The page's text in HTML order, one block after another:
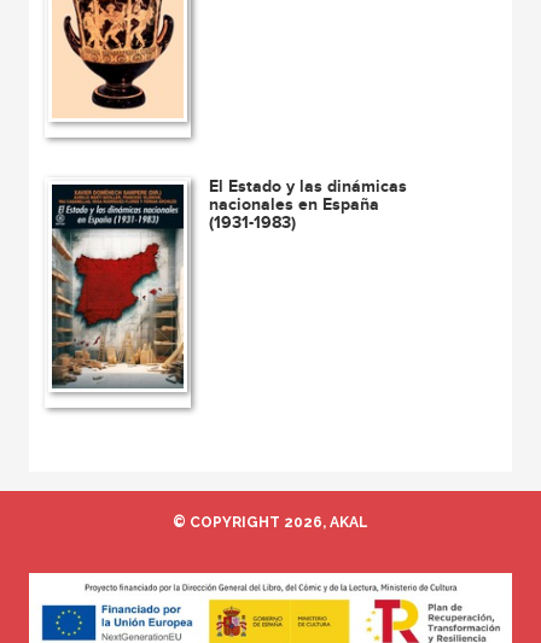
El Estado y las dinámicas
nacionales en España
(1931-1983)
© COPYRIGHT 2026, AKAL